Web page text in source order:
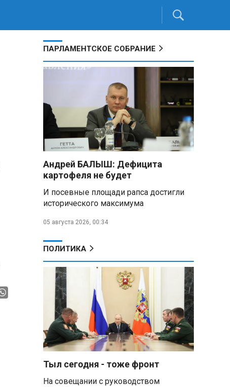
ПАРЛАМЕНТСКОЕ СОБРАНИЕ
Андрей БАЛЫШ: Дефицита
картофеля не будет
И посевные площади рапса достигли
исторического максимума
05 августа 2026, 00:34
ПОЛИТИКА
Тыл сегодня - тоже фронт
На совещании с руководством